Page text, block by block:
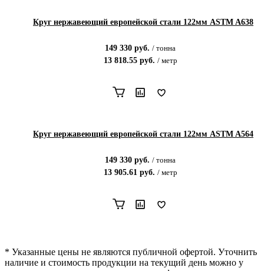
Круг нержавеющий европейской стали 122мм ASTM A638
149 330 руб. / тонна
13 818.55руб. / метр
Круг нержавеющий европейской стали 122мм ASTM A564
149 330 руб. / тонна
13 905.61руб. / метр
* Указанные цены не являются публичной офертой. Уточнить
наличие и стоимость продукции на текущий день можно у